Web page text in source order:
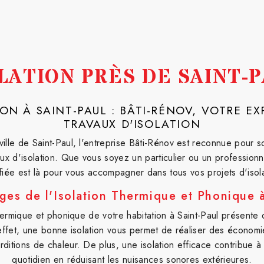
PRÈS DE SAINT-
À SAINT-PAUL : BÂTI-RÉNOV, VOTRE
TRAVAUX D'ISOLATION
de Saint-Paul, l'entreprise Bâti-Rénov est reconnue pour
d'isolation. Que vous soyez un particulier ou un
est là pour vous accompagner dans tous vos projets
de l'Isolation Thermique et Phonique
et phonique de votre habitation à Saint-Paul présente
une bonne isolation vous permet de réaliser des
de chaleur. De plus, une isolation efficace contribue
quotidien en réduisant les nuisances sonores extérieures.